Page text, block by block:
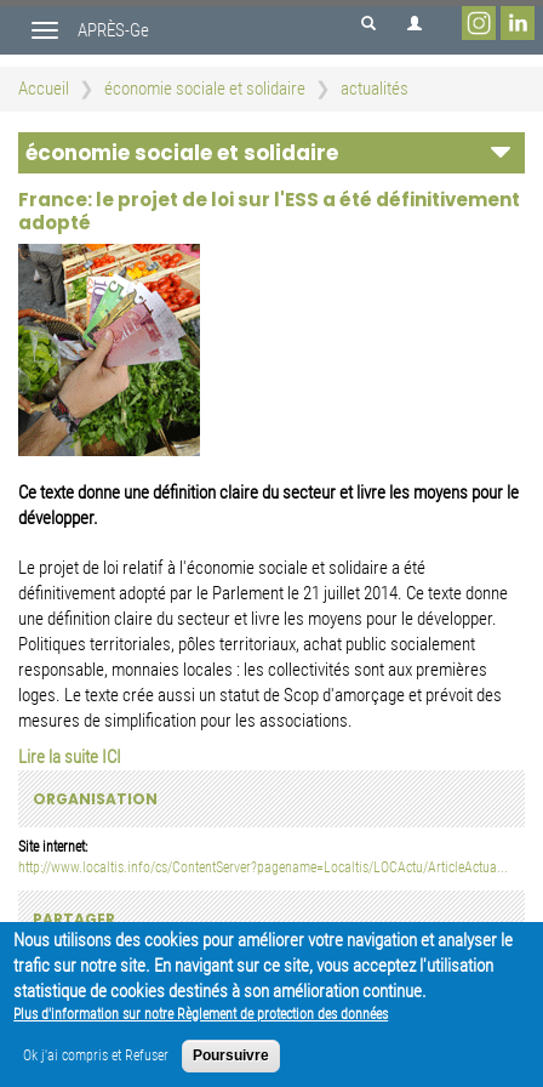
contenu
Toggle
navigation
APRÈS-Ge
Accueil économie sociale et solidaire actualités
économie sociale et solidaire
France: le projet de loi sur l'ESS a été définitivement
adopté
Ce texte donne une définition claire du secteur et livre les moyens pour le
développer.
Le projet de loi relatif à l'économie sociale et solidaire a été
définitivement adopté par le Parlement le 21 juillet 2014. Ce texte donne
une définition claire du secteur et livre les moyens pour le développer.
Politiques territoriales, pôles territoriaux, achat public socialement
responsable, monnaies locales : les collectivités sont aux premières
loges. Le texte crée aussi un statut de Scop d'amorçage et prévoit des
mesures de simplification pour les associations.
Lire la suite ICI
ORGANISATION
Site internet:
http://www.localtis.info/cs/ContentServer?pagename=Localtis/LOCActu/ArticleActua...
PARTAGER
Nous utilisons des cookies pour améliorer votre navigation et analyser le
trafic sur notre site. En navigant sur ce site, vous acceptez l'utilisation
statistique de cookies destinés à son amélioration continue.
Plus d'information sur notre Règlement de protection des données
Ok j'ai compris et Refuser Poursuivre